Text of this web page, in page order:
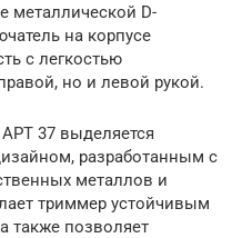
металлической D-
на корпусе
с легкостью
но и левой рукой.
37 выделяется
разработанным с
металлов и
триммер устойчивым
также позволяет